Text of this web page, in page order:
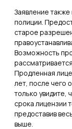
Заявление
полиции.
старое
Возможность
Продленная
лет, после чего
только увидите,
срока лицензии
предоставив
выше.